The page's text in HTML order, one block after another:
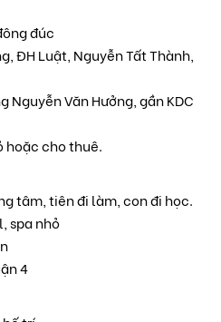
đúc
ĐH Luật, Nguyễn Tất Thành,
Nguyễn Văn Hưởng, gần KDC
hoặc cho thuê.
tâm, tiên đi làm, con đi học.
spa nhỏ
4